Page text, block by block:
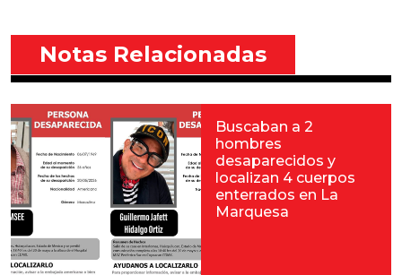
Notas Relacionadas
Buscaban a 2
hombres
desaparecidos y
localizan 4 cuerpos
enterrados en La
Marquesa